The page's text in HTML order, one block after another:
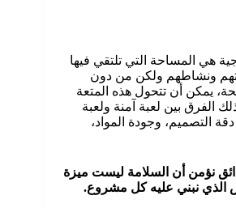
هي المساحة التي تلتقي فيها
ونشاطهم ولكن من دون
يمكن أن تتحول هذه المتعة
الفرق بين لعبة آمنة ولعبة
التصميم، وجودة المواد،
نؤمن أن السلامة ليست ميزة
الذي نبني عليه كل مشروع.